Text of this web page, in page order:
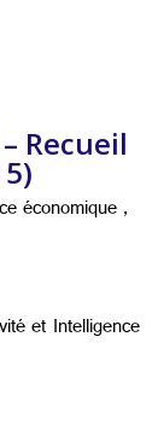
Recueil
économique ,
et Intelligence